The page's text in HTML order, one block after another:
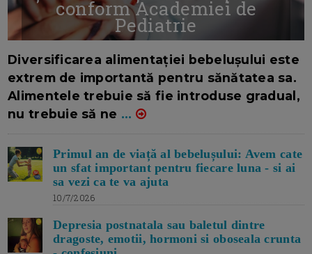
conform Academiei de
Pediatrie
Diversificarea alimentației bebelușului este
extrem de importantă pentru sănătatea sa.
Alimentele trebuie să fie introduse gradual,
nu trebuie să ne ...
Primul an de viață al bebelușului: Avem cate
un sfat important pentru fiecare luna - si ai
sa vezi ca te va ajuta
10/7/2026
Depresia postnatala sau baletul dintre
dragoste, emotii, hormoni si oboseala crunta